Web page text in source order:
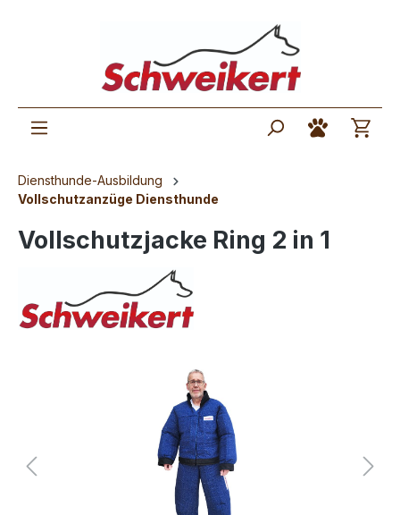
Diensthunde-Ausbildung
Vollschutzanzüge Diensthunde
Vollschutzjacke Ring 2 in 1